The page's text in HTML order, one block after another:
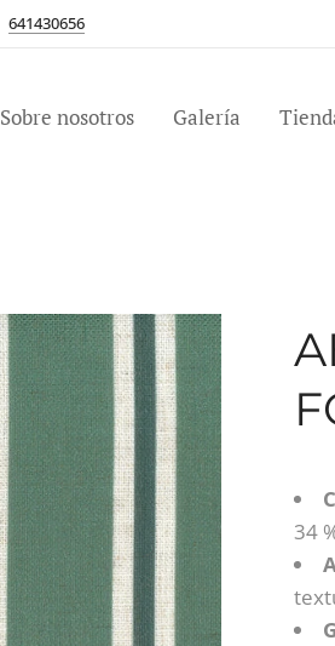
641430656
Sobre nosotros Galería
34